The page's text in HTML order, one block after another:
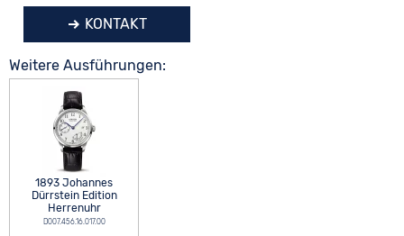
KONTAKT
Weitere Ausführungen:
1893 Johannes
Dürrstein Edition
Herrenuhr
D007.456.16.017.00